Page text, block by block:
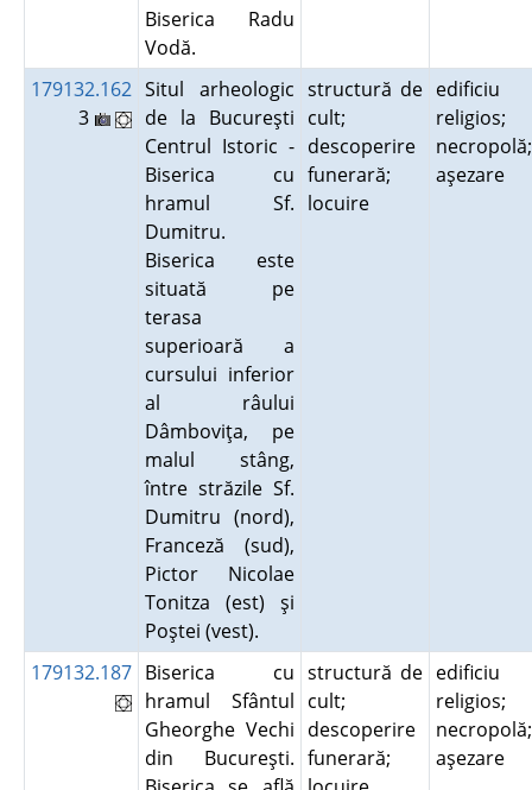
Biserica Radu
Vodă.
179132.162
3
Situl arheologic
de la Bucureşti
Centrul Istoric -
Biserica cu
hramul Sf.
Dumitru.
Biserica este
situată pe
terasa
superioară a
cursului inferior
al râului
Dâmboviţa, pe
malul stâng,
între străzile Sf.
Dumitru (nord),
Franceză (sud),
Pictor Nicolae
Tonitza (est) şi
Poştei (vest).
structură de
cult;
descoperire
funerară;
locuire
edificiu
religios;
necropolă;
aşezare
179132.187 Biserica cu
hramul Sfântul
Gheorghe Vechi
din Bucureşti.
structură de
cult;
descoperire
funerară;
edificiu
religios;
necropolă;
aşezare